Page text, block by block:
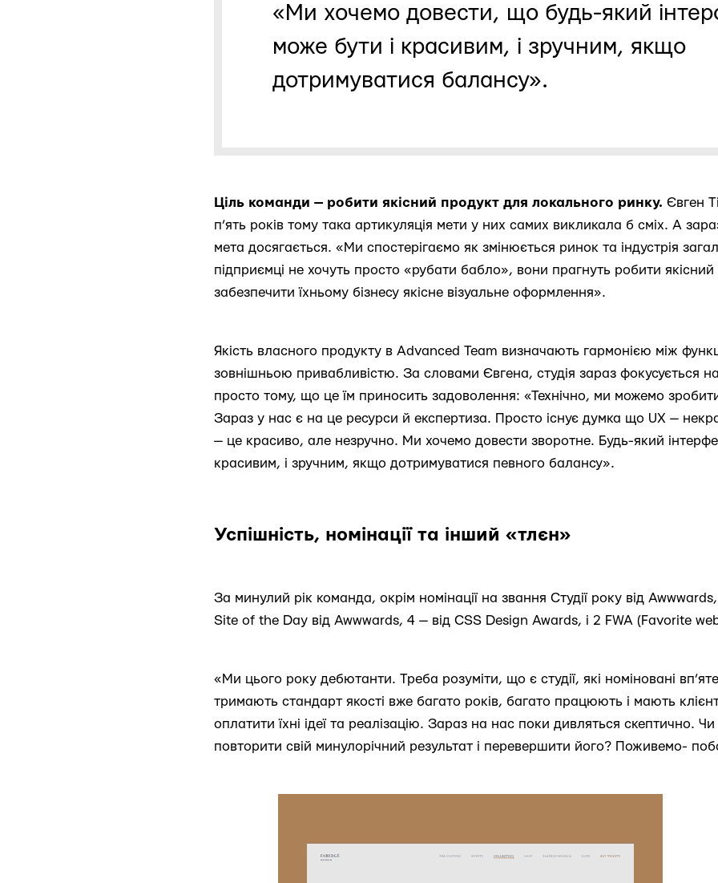
«Ми хочемо довести, що будь-який
може бути і красивим, і зручним, якщо
дотримуватися балансу».
Ціль команди — робити якісний продукт для локального ринку. Євген
п’ять років тому така артикуляція мети у них самих викликала б сміх. А
мета досягається. «Ми спостерігаємо як змінюється ринок та індустрія
підприємці не хочуть просто «рубати бабло», вони прагнуть робити
забезпечити їхньому бізнесу якісне візуальне оформлення».
Якість власного продукту в Advanced Team визначають гармонією між
зовнішньою привабливістю. За словами Євгена, студія зараз фокусується
просто тому, що це їм приносить задоволення: «Технічно, ми можемо
Зараз у нас є на це ресурси й експертиза. Просто існує думка що UX —
— це красиво, але незручно. Ми хочемо довести зворотне. Будь-який
красивим, і зручним, якщо дотримуватися певного балансу».
Успішність, номінації та інший «тлєн»
За минулий рік команда, окрім номінації на звання Студії року від
Site of the Day від Awwwards, 4 — від CSS Design Awards, і 2 FWA (Favorite
«Ми цього року дебютанти. Треба розуміти, що є студії, які номіновані
тримають стандарт якості вже багато років, багато працюють і мають
оплатити їхні ідеї та реалізацію. Зараз на нас поки дивляться скептично.
повторити свій минулорічний результат і перевершити його? Поживемо-